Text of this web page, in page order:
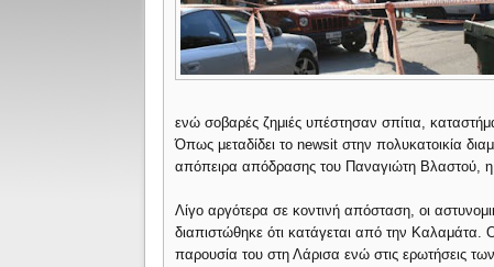
ενώ σοβαρές ζημιές υπέστησαν σπίτια,
Όπως μεταδίδει το newsit στην πολυκατοικία
απόπειρα απόδρασης του Παναγιώτη Βλαστού, η
Λίγο αργότερα σε κοντινή απόσταση, οι
διαπιστώθηκε ότι κατάγεται από την
παρουσία του στη Λάρισα ενώ στις ερωτήσεις